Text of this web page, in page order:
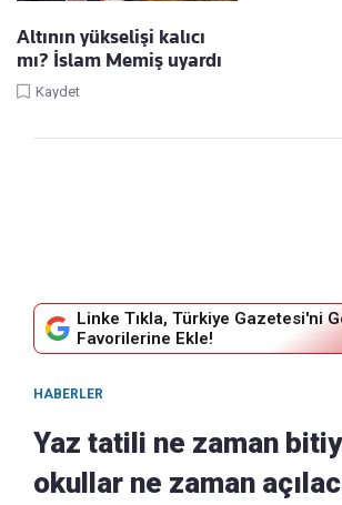
Altının yükselişi kalıcı
mı? İslam Memiş uyardı
Kaydet
Linke Tıkla, Türkiye Gazetesi'ni
Favorilerine Ekle!
HABERLER
Yaz tatili ne zaman
okullar ne zaman